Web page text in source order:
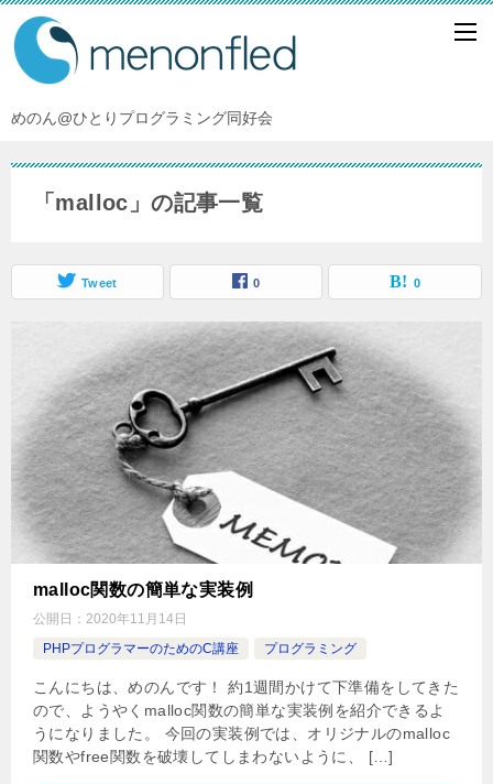
めのん@ひとりプログラミング同好会
「malloc」の記事一覧
Tweet 0 0
malloc関数の簡単な実装例
公開日： 2020年11月14日
PHPプログラマーのためのC講座
プログラミング
こんにちは、めのんです！ 約1週間かけて下準備をしてきた
ので、ようやくmalloc関数の簡単な実装例を紹介できるよ
うになりました。 今回の実装例では、オリジナルのmalloc
関数やfree関数を破壊してしまわないように、 […]